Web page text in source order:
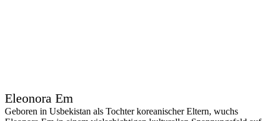
Eleonora Em
Geboren in Usbekistan als Tochter koreanischer Eltern, wuchs